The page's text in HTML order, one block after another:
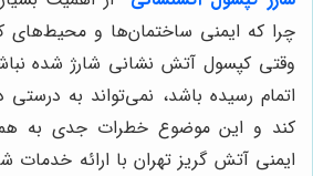
چرا که ایمنی ساختمان‌ها و محیط‌های
وقتی کپسول آتش نشانی شارژ شده
اتمام رسیده باشد، نمی‌تواند به
کند و این موضوع خطرات جدی به
ایمنی آتش گریز تهران با ارائه